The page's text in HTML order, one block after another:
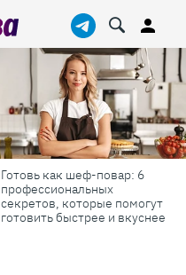
Масштабные приключения:
самые красивые фестивали
России в августе